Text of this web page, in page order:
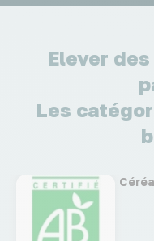
Elever
Les